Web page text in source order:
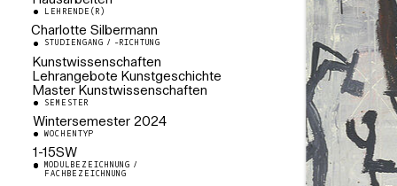
LEHRENDE(R)
Charlotte Silbermann
Wissenschafliche Mitarbeiterin
Gleichstellungsbeauftragte des
Fachbereichs Kunst
STUDIENGANG / -RICHTUNG
Kunstwissenschaften
Lehrangebote Kunstgeschichte
Master Kunstwissenschaften
SEMESTER
Wintersemester 2024
WOCHENTYP
1-15SW
MODULBEZEICHNUNG /
FACHBEZEICHNUNG